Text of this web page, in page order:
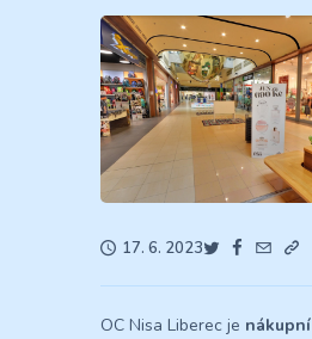
17. 6. 2023
OC Nisa Liberec je nákupní